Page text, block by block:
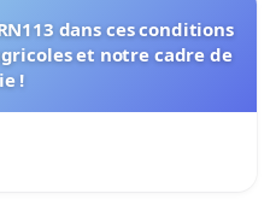
dans ces conditions
et notre cadre de
!